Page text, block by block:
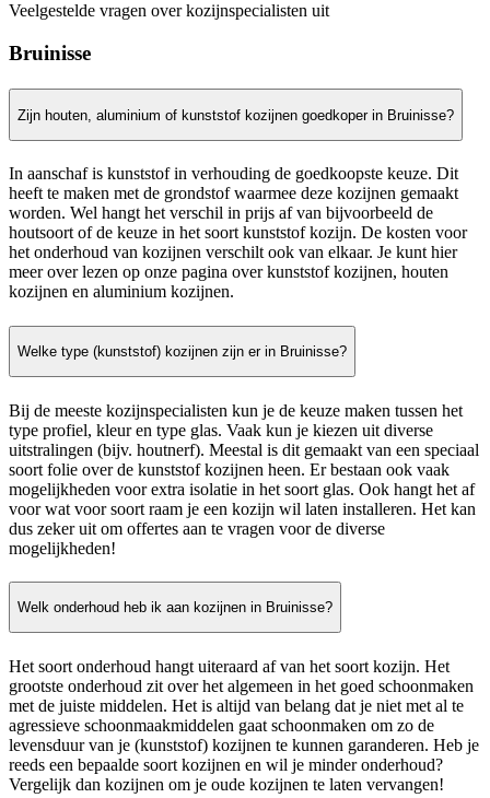
Veelgestelde vragen over kozijnspecialisten uit
Bruinisse
Zijn houten, aluminium of kunststof kozijnen goedkoper in Bruinisse?
In aanschaf is kunststof in verhouding de goedkoopste keuze. Dit
heeft te maken met de grondstof waarmee deze kozijnen gemaakt
worden. Wel hangt het verschil in prijs af van bijvoorbeeld de
houtsoort of de keuze in het soort kunststof kozijn. De kosten voor
het onderhoud van kozijnen verschilt ook van elkaar. Je kunt hier
meer over lezen op onze pagina over kunststof kozijnen, houten
kozijnen en aluminium kozijnen.
Welke type (kunststof) kozijnen zijn er in Bruinisse?
Bij de meeste kozijnspecialisten kun je de keuze maken tussen het
type profiel, kleur en type glas. Vaak kun je kiezen uit diverse
uitstralingen (bijv. houtnerf). Meestal is dit gemaakt van een speciaal
soort folie over de kunststof kozijnen heen. Er bestaan ook vaak
mogelijkheden voor extra isolatie in het soort glas. Ook hangt het af
voor wat voor soort raam je een kozijn wil laten installeren. Het kan
dus zeker uit om offertes aan te vragen voor de diverse
mogelijkheden!
Welk onderhoud heb ik aan kozijnen in Bruinisse?
Het soort onderhoud hangt uiteraard af van het soort kozijn. Het
grootste onderhoud zit over het algemeen in het goed schoonmaken
met de juiste middelen. Het is altijd van belang dat je niet met al te
agressieve schoonmaakmiddelen gaat schoonmaken om zo de
levensduur van je (kunststof) kozijnen te kunnen garanderen. Heb je
reeds een bepaalde soort kozijnen en wil je minder onderhoud?
Vergelijk dan kozijnen om je oude kozijnen te laten vervangen!